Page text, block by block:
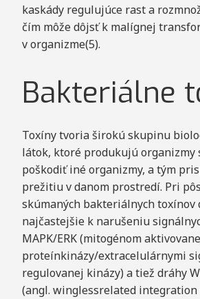
kaskády regulujúce rast a
čím môže dôjsť k malígnej
v organizme(5).
Bakteriálne
Toxíny tvoria širokú skupinu
látok, ktoré produkujú organizmy
poškodiť iné organizmy, a tým
prežitiu v danom prostredí. Pri
skúmaných bakteriálnych toxínov
najčastejšie k narušeniu
MAPK/ERK (mitogénom
proteínkinázy/extracelulárnymi
regulovanej kinázy) a tiež dráhy
(angl. winglessrelated integration